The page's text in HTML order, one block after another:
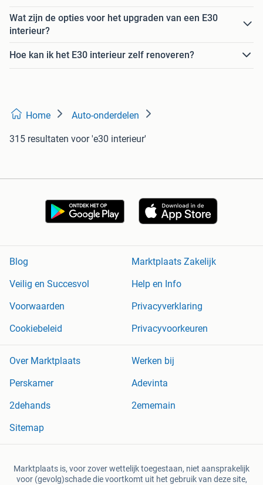
Wat zijn de opties voor het upgraden van een E30
interieur?
Hoe kan ik het E30 interieur zelf renoveren?
Home Auto-onderdelen
315 resultaten voor 'e30 interieur'
Blog
Marktplaats Zakelijk
Veilig en Succesvol
Help en Info
Voorwaarden
Privacyverklaring
Cookiebeleid
Privacyvoorkeuren
Over Marktplaats
Werken bij
Perskamer
Adevinta
2dehands
2ememain
Sitemap
Marktplaats is, voor zover wettelijk toegestaan, niet aansprakelijk
voor (gevolg)schade die voortkomt uit het gebruik van deze site,